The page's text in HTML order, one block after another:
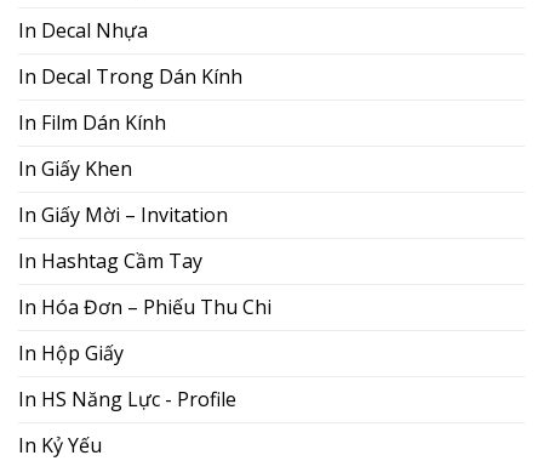
In Decal Nhựa
In Decal Trong Dán Kính
In Film Dán Kính
In Giấy Khen
In Giấy Mời – Invitation
In Hashtag Cầm Tay
In Hóa Đơn – Phiếu Thu Chi
In Hộp Giấy
In HS Năng Lực - Profile
In Kỷ Yếu